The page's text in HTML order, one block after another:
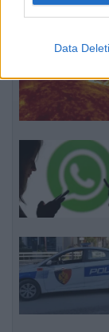
Data
me Lushnjën
të fundit